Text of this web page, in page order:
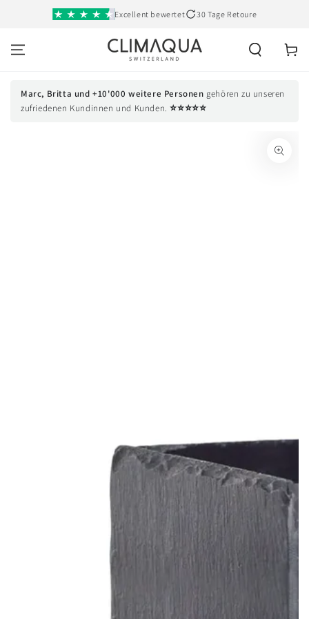
SKIP TO
CONTENT
Excellent bewertet 30 Tage Retoure
Cart
Marc, Britta und +10'000 weitere Personen gehören zu unseren
zufriedenen Kundinnen und Kunden.⭐⭐⭐⭐⭐